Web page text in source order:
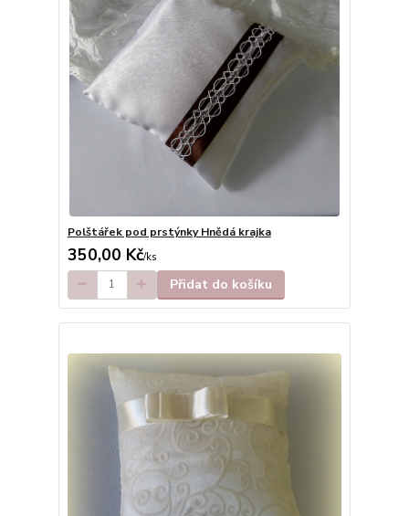
Polštářek pod prstýnky Hnědá krajka
350,00 Kč/ks
Přidat do košíku